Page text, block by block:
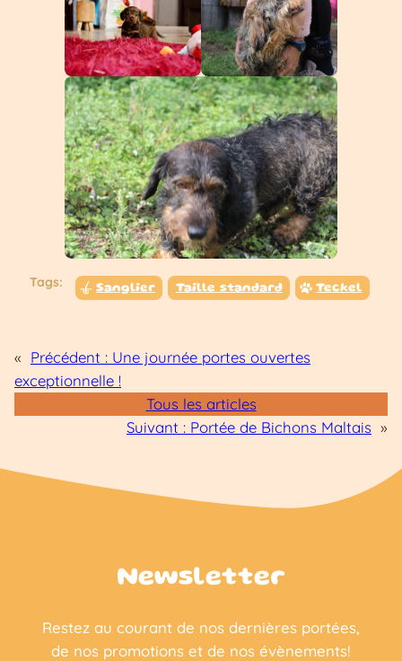
Tags: Sanglier Taille standard Teckel
« Précédent : Une journée portes ouvertes
exceptionnelle !
Tous les articles
Suivant : Portée de Bichons Maltais »
Newsletter
Restez au courant de nos dernières portées,
de nos promotions et de nos évènements!